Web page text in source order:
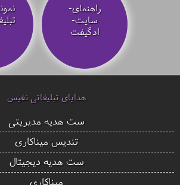
راهنمای-
سایت-
ادگیفت
هدایای تبلیغاتی نفیس
ست هدیه مدیریتی
تندیس میناکاری
ست هدیه دیجیتال
میناکاری